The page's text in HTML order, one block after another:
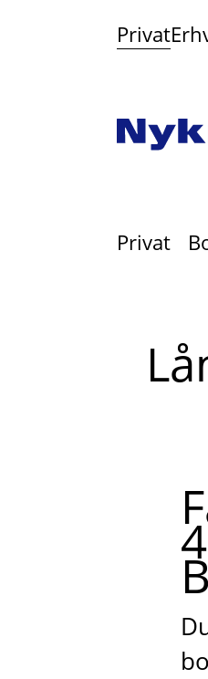
Privat
Privat